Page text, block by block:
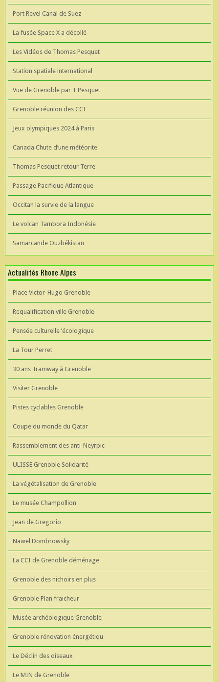
Port Revel Canal de Suez
La fusée Space X a décollé
Les Vidéos de Thomas Pesquet
Station spatiale international
Vue de Grenoble par T Pesquet
Grenoble réunion des CCI
Jeux olympiques 2024 à Paris
Canada Chute d’une météorite
Thomas Pesquet retour Terre
Passage Pacifique Atlantique
Occitan la survie de la langue
Le volcan Tambora Indonésie
Samarcande Ouzbékistan
Actualités Rhone Alpes
Place Victor-Hugo Grenoble
Requalification ville Grenoble
Pensée culturelle ’écologique
La Tour Perret
30 ans Tramway à Grenoble
Visiter Grenoble
Pistes cyclables Grenoble
Coupe du monde du Qatar
Rassemblement des anti-Neyrpic
ULISSE Grenoble Solidarité
La végétalisation de Grenoble
Le musée Champollion
Jean de Gregorio
Nawel Dombrowsky
La CCI de Grenoble déménage
Grenoble des nichoirs en plus
Grenoble Plan fraicheur
Musée archéologique Grenoble
Grenoble rénovation énergétiqu
Le Déclin des oiseaux
Le MIN de Grenoble